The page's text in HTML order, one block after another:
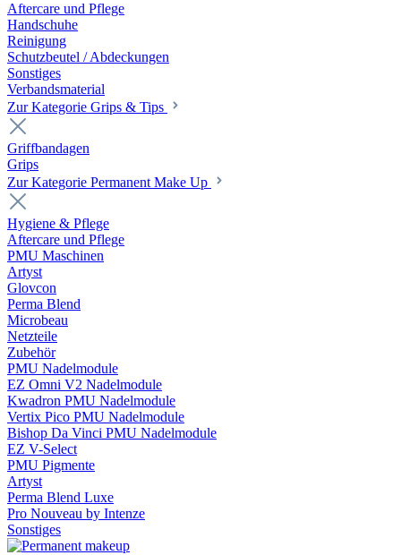
Aftercare und Pflege
Handschuhe
Reinigung
Schutzbeutel / Abdeckungen
Sonstiges
Verbandsmaterial
Zur Kategorie Grips & Tips
Griffbandagen
Grips
Zur Kategorie Permanent Make Up
Hygiene & Pflege
Aftercare und Pflege
PMU Maschinen
Artyst
Glovcon
Perma Blend
Microbeau
Netzteile
Zubehör
PMU Nadelmodule
EZ Omni V2 Nadelmodule
Kwadron PMU Nadelmodule
Vertix Pico PMU Nadelmodule
Bishop Da Vinci PMU Nadelmodule
EZ V-Select
PMU Pigmente
Artyst
Perma Blend Luxe
Pro Nouveau by Intenze
Sonstiges